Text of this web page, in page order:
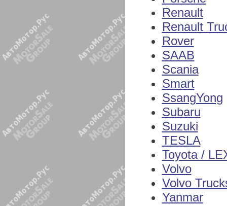
Renault
Renault
Rover
SAAB
Scania
Smart
SsangYong
Subaru
Suzuki
TESLA
Toyota /
Volvo
Volvo
Yanmar